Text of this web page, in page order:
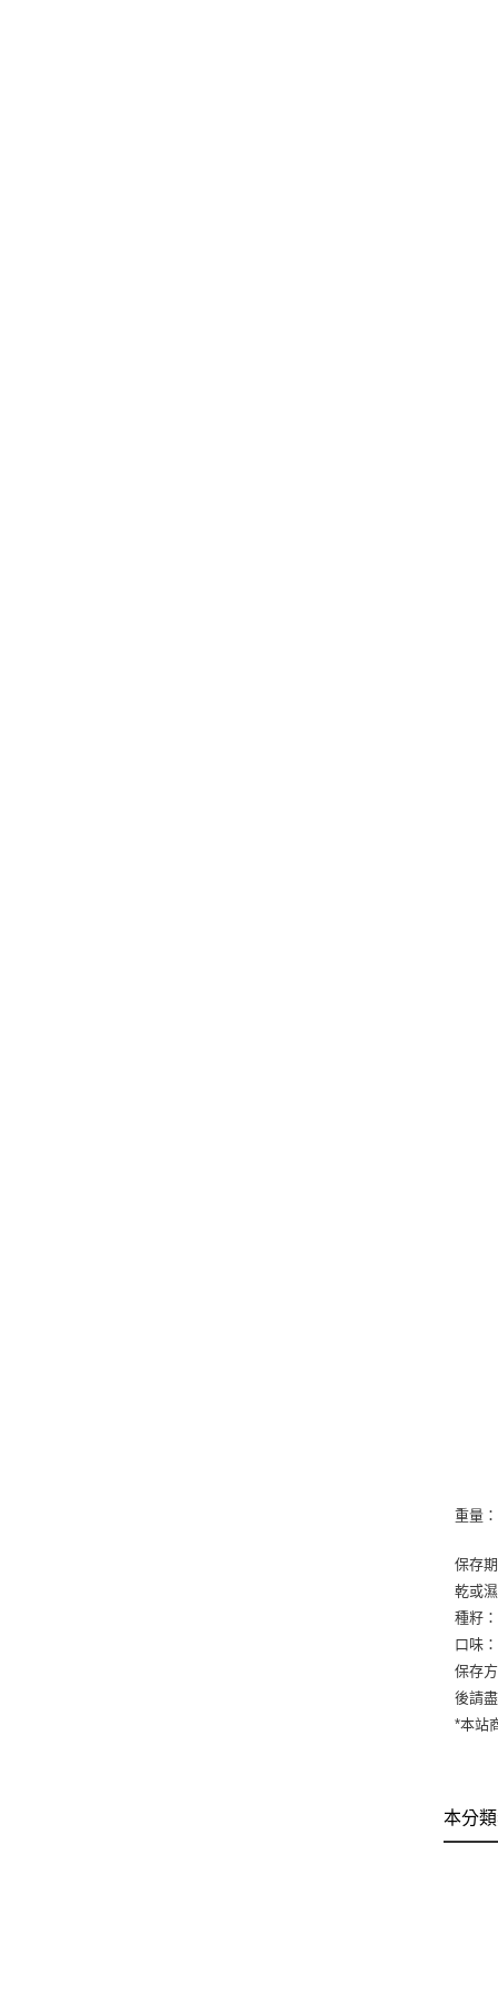
重量
保存
乾或
種籽
口味
保存
後請
*本站
本分